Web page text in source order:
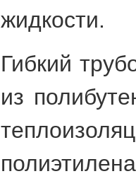
жидкости.
Гибкий
из